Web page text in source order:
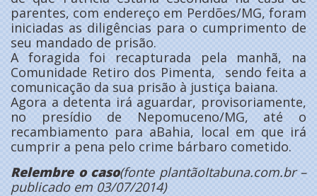
parentes, com endereço em Perdões/MG, foram
iniciadas as diligências para o cumprimento de
seu mandado de prisão.
A foragida foi recapturada pela manhã, na
Comunidade Retiro dos Pimenta, sendo feita a
comunicação da sua prisão à justiça baiana.
Agora a detenta irá aguardar, provisoriamente,
no presídio de Nepomuceno/MG, até o
recambiamento para aBahia, local em que irá
cumprir a pena pelo crime bárbaro cometido.
Relembre o caso(fonte plantãoItabuna.com.br –
publicado em 03/07/2014)